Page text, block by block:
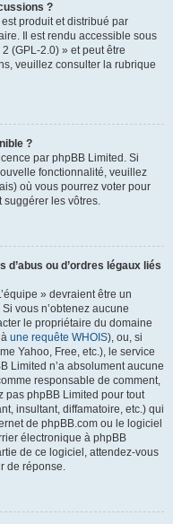
?
produit et distribué par
Il est rendu accessible sous
(GPL-2.0) » et peut être
veuillez consulter la rubrique
?
par phpBB Limited. Si
fonctionnalité, veuillez
où vous pourrez voter pour
suggérer les vôtres.
ou d’ordres légaux liés
» devraient être un
vous n’obtenez aucune
le propriétaire du domaine
une requête WHOIS), ou, si
Yahoo, Free, etc.), le service
Limited n’a absolument aucune
responsable de comment,
pas phpBB Limited pour tout
insultant, diffamatoire, etc.) qui
de phpBB.com ou le logiciel
électronique à phpBB
de ce logiciel, attendez-vous
de réponse.